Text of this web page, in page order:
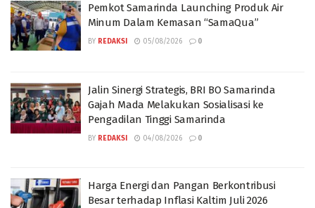
Pemkot Samarinda Launching Produk Air
Minum Dalam Kemasan “SamaQua”
BY REDAKSI 05/08/2026 0
Jalin Sinergi Strategis, BRI BO Samarinda
Gajah Mada Melakukan Sosialisasi ke
Pengadilan Tinggi Samarinda
BY REDAKSI 04/08/2026 0
Harga Energi dan Pangan Berkontribusi
Besar terhadap Inflasi Kaltim Juli 2026